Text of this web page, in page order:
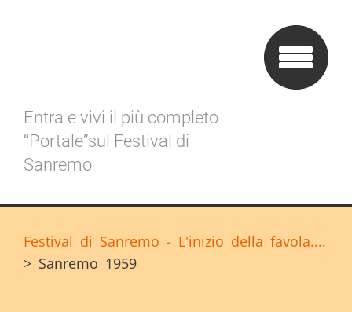
Entra e vivi il più completo
“Portale”sul Festival di
Sanremo
Festival di Sanremo - L'inizio della favola....
> Sanremo 1959